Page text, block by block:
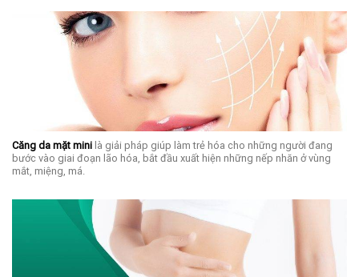
Căng da mặt mini là giải pháp giúp làm trẻ hóa cho những người đang
bước vào giai đoạn lão hóa, bắt đầu xuất hiện những nếp nhăn ở vùng
mắt, miệng, má.